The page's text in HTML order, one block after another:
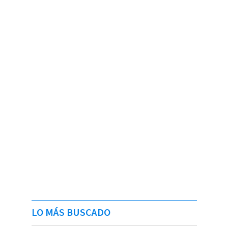
LO MÁS BUSCADO